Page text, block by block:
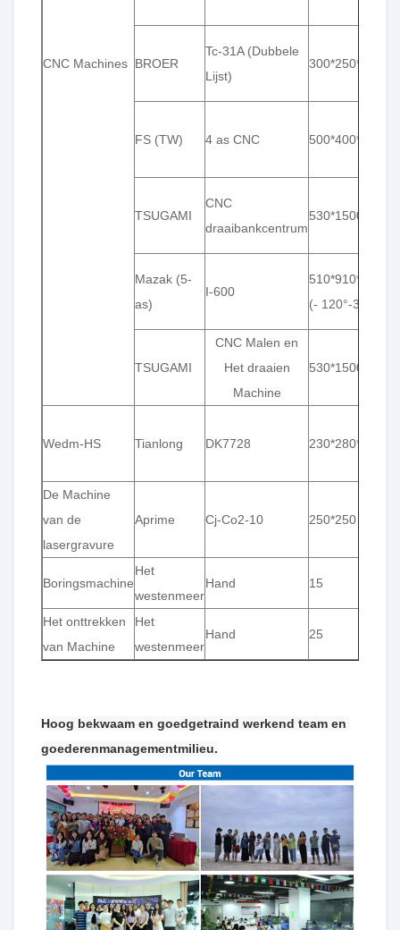
CNC Machines BROER
Tc-31A (Dubbele
Lijst)
300*250*350
FS (TW) 4 as CNC 500*400*300
TSUGAMI
CNC
draaibankcentrum
530*1500
Mazak (5-
as)
I-600
(- 120°-30°)
TSUGAMI
CNC Malen en
Het draaien
Machine
530*1500
Wedm-HS Tianlong DK7728 230*280*400
De Machine
van de
lasergravure
Aprime Cj-Co2-10 250*250
Boringsmachine
Het
westenmeer
Hand 15
Het onttrekken
van Machine
Het
westenmeer
Hand 25
Hoog bekwaam en goedgetraind werkend team en
goederenmanagementmilieu.